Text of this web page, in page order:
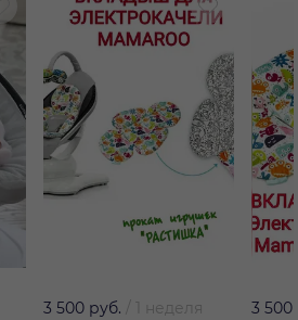
3 500 руб.
1 неделя
3 500